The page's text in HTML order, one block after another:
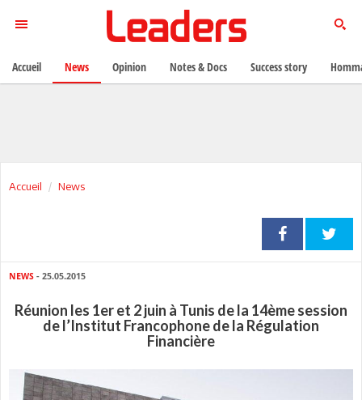
Accueil News
NEWS - 25.05.2015
Réunion les 1er et 2 juin à Tunis de la 14ème session
de l’Institut Francophone de la Régulation
Financière
Accueil News Opinion Notes & Docs Success story